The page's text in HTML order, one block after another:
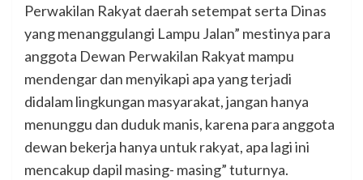
Perwakilan Rakyat daerah setempat serta Dinas
yang menanggulangi Lampu Jalan” mestinya para
anggota Dewan Perwakilan Rakyat mampu
mendengar dan menyikapi apa yang terjadi
didalam lingkungan masyarakat, jangan hanya
menunggu dan duduk manis, karena para anggota
dewan bekerja hanya untuk rakyat, apa lagi ini
mencakup dapil masing- masing” tuturnya.